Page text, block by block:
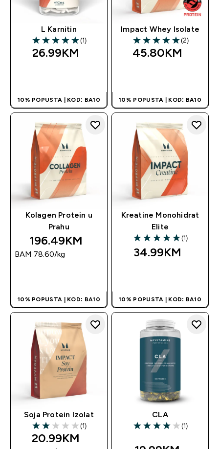
L Karnitin
5 out of 5 stars
(1)
26.99KM‎
10% POPUSTA | KOD: BA10
Impact Whey Isolate
5 out of 5 stars
(2)
45.80KM‎
10% POPUSTA | KOD: BA10
Kolagen Protein u
Prahu
196.49KM‎
BAM 78.60‎/kg
10% POPUSTA | KOD: BA10
Kreatine Monohidrat
Elite
5 out of 5 stars
(1)
34.99KM‎
10% POPUSTA | KOD: BA10
Soja Protein Izolat
2 out of 5 stars
(1)
20.99KM‎
CLA
4 out of 5 stars
(1)